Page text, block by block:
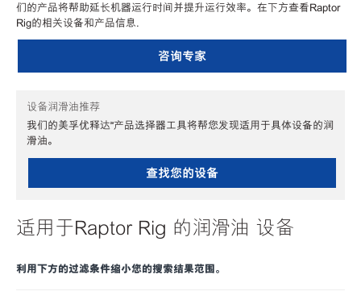
们的产品将帮助延长机器运行时间并提升运行效率。在下方查看Raptor
Rig的相关设备和产品信息.
咨询专家
设备润滑油推荐
我们的美孚优释达℠产品选择器工具将帮您发现适用于具体设备的润
滑油。
查找您的设备
适用于Raptor Rig 的润滑油 设备
利用下方的过滤条件缩小您的搜索结果范围。